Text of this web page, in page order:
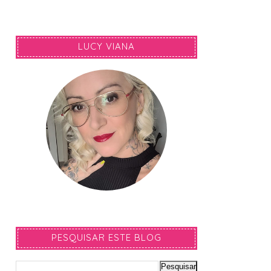
LUCY VIANA
PESQUISAR ESTE BLOG